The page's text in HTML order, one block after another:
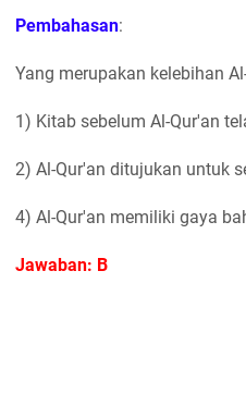
Pembahasan:
Yang merupakan kelebihan
1) Kitab sebelum Al-Qur'an
2) Al-Qur'an ditujukan untuk
4) Al-Qur'an memiliki gaya
Jawaban: B